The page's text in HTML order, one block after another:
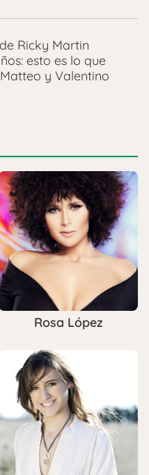
Ricky Martin
esto es lo que
y Valentino
Rosa López